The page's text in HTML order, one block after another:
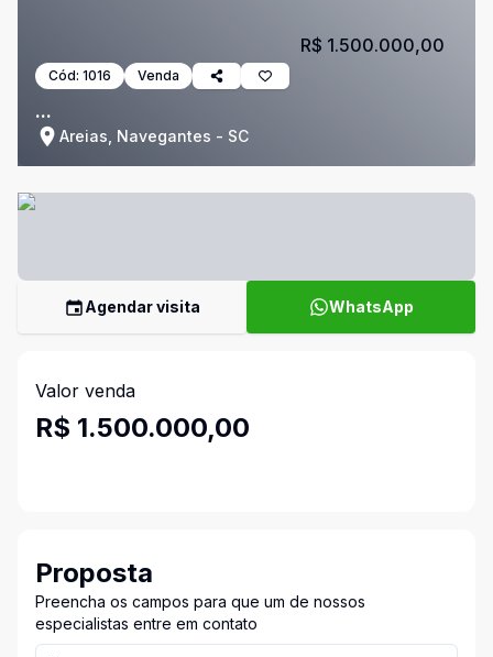
Cód: 1016 Venda
...
Areias, Navegantes - SC
R$ 1.500.000,00
Agendar visita WhatsApp
Valor venda
R$ 1.500.000,00
Proposta
Preencha os campos para que um de nossos
especialistas entre em contato